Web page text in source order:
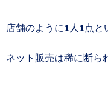
店舗のように1人1点と
ネット販売は稀に断ら